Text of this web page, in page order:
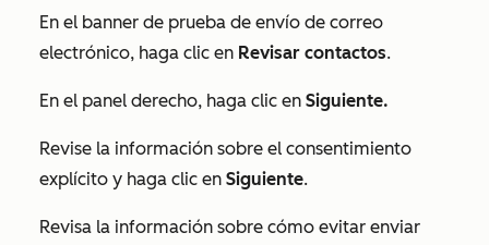
En el banner de prueba de envío de correo
electrónico, haga clic en Revisar contactos.
En el panel derecho, haga clic en Siguiente.
Revise la información sobre el consentimiento
explícito y haga clic en Siguiente.
Revisa la información sobre cómo evitar enviar